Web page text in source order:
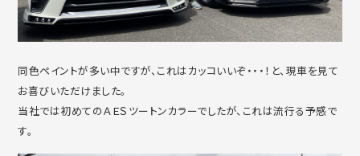
同色ペイントが多い中ですが、これはカッコいいぞ・・・！と、現車を見て
お喜びいただけました。
当社では初めてのＡＥＳツートンカラーでしたが、これは流行る予感で
す。